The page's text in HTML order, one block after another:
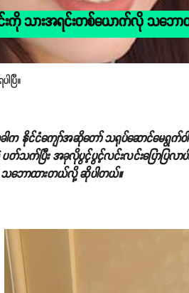
ကို သားအရင်းတစ်ယောက်လို သဘော
ပြီ။
က နိုင်ငံကျော်အဆိုတော် သရုပ်ဆောင်မေရွ
ပတ်သက်ပြီး အခုလိုပွင့်ပွင့်လင်းလင်းပြောပြ
ဘောထားတယ်လို့ ဆိုပါတယ်။